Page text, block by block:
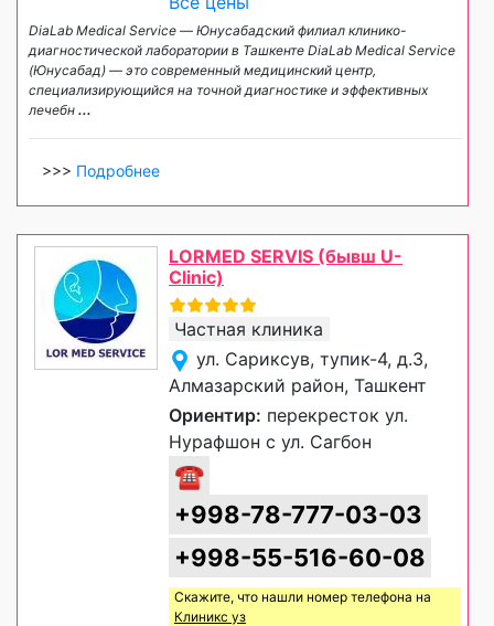
DiaLab Medical Service — Юнусабадский филиал клинико-
диагностической лаборатории в Ташкенте DiaLab Medical Service
(Юнусабад) — это современный медицинский центр,
специализирующийся на точной диагностике и эффективных
лечебн ...
>>> Подробнее
LORMED SERVIS (бывш U-
Clinic)
Частная клиника
ул. Сариксув, тупик-4, д.3,
Алмазарский район, Ташкент
Ориентир: перекресток ул.
Нурафшон с ул. Сагбон
☎
+998-78-777-03-03
+998-55-516-60-08
Скажите, что нашли номер телефона на
Клиникс уз